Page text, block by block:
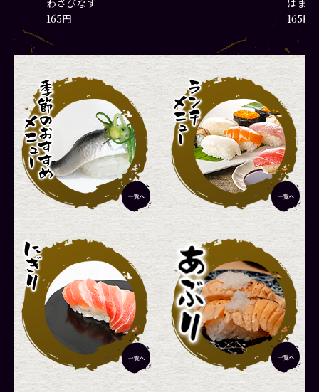
わさびなす
165円
はまち
165円
彩りランチ
1,870円
厳選
2,420